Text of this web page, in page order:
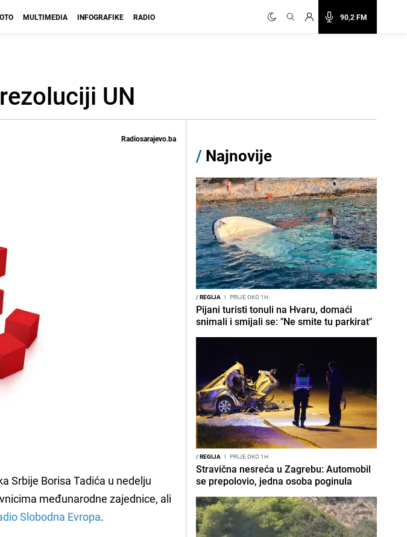
90,2 FM
MULTIMEDIA INFOGRAFIKE RADIO
UN
Radiosarajevo.ba
Srbije Borisa Tadića u nedelju
međunarodne zajednice, ali
Slobodna Evropa.
/ Najnovije
/REGIJA I PRIJE OKO 1H
Pijani turisti tonuli na Hvaru, domaći
snimali i smijali se: "Ne smite tu parkirat"
/REGIJA I PRIJE OKO 1H
Stravična nesreća u Zagrebu: Automobil
se prepolovio, jedna osoba poginula